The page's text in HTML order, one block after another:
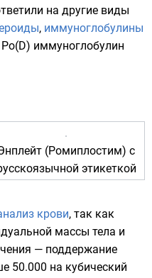
на другие виды
, иммуноглобулины
Ро(D) иммуноглобулин
(Ромиплостим) с
этикеткой
крови, так как
массы тела и
— поддержание
50.000 на кубический